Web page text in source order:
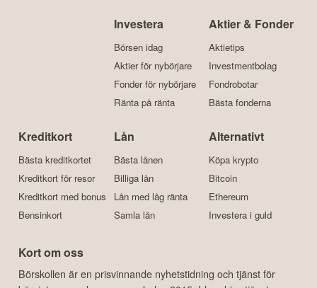
Investera
Börsen idag
Aktier för nybörjare
Fonder för nybörjare
Ränta på ränta
Aktier & Fonder
Aktietips
Investmentbolag
Fondrobotar
Bästa fonderna
Kreditkort
Bästa kreditkortet
Kreditkort för resor
Kreditkort med bonus
Bensinkort
Lån
Bästa lånen
Billiga lån
Lån med låg ränta
Samla lån
Alternativt
Köpa krypto
Bitcoin
Ethereum
Investera i guld
Kort om oss
Börskollen är en prisvinnande nyhetstidning och tjänst för